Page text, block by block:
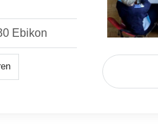
Ebikon